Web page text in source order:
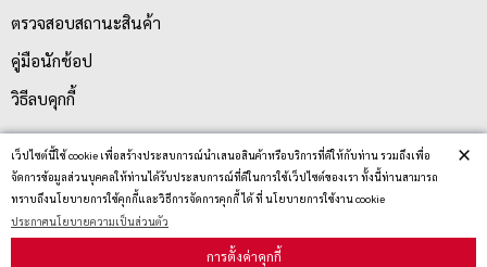
เว็ปไซต์นี้ใช้ cookie เพื่อสร้างประสบการณ์นำเสนอสินค้าหรือบริการที่ดีให้กับท่าน รวมถึงเพื่อ
จัดการข้อมูลส่วนบุคคลให้ท่านได้รับประสบการณ์ที่ดีในการใช้เว็ปไซต์ของเรา ทั้งนี้ท่านสามารถ
ทราบถึงนโยบายการใช้คุกกี้และวิธีการจัดการคุกกี้ ได้ ที่ นโยบายการใช้งาน cookie
ประกาศนโยบายความเป็นส่วนตัว
การตั้งค่าคุกกี้
×
ตรวจสอบสถานะสินค้า
คู่มือนักช้อป
วิธีลบคุกกี้
สมัครรับข่าวสาร
รับข่าวสาร